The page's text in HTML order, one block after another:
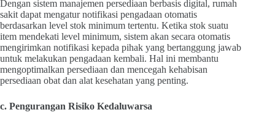
Dengan sistem manajemen persediaan berbasis digital, rumah
sakit dapat mengatur notifikasi pengadaan otomatis
berdasarkan level stok minimum tertentu. Ketika stok suatu
item mendekati level minimum, sistem akan secara otomatis
mengirimkan notifikasi kepada pihak yang bertanggung jawab
untuk melakukan pengadaan kembali. Hal ini membantu
mengoptimalkan persediaan dan mencegah kehabisan
persediaan obat dan alat kesehatan yang penting.
c. Pengurangan Risiko Kedaluwarsa